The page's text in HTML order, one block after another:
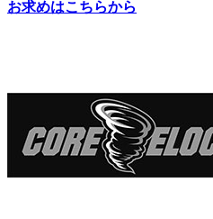
お求めはこちらから